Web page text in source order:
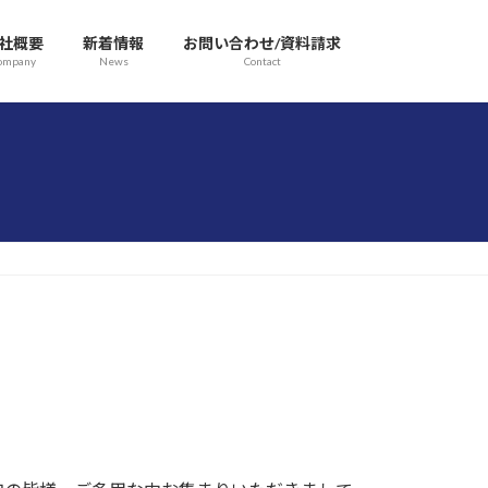
概要 新着情報
News
お問い合わせ/資料請求
Contact